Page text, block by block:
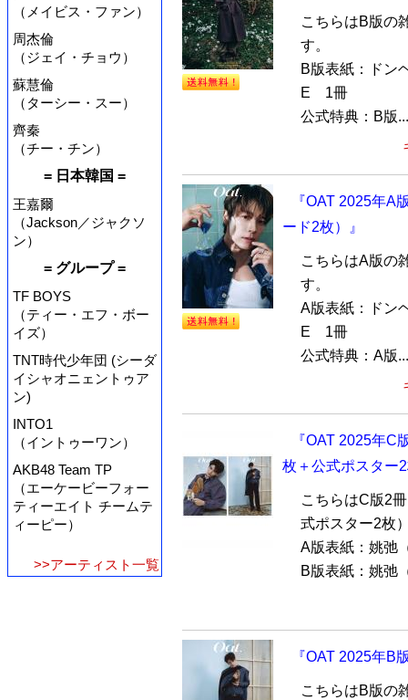
（メイビス・ファン）
周杰倫
（ジェイ・チョウ）
蘇慧倫
（ターシー・スー）
齊秦
（チー・チン）
= 日本韓国 =
王嘉爾
（Jackson／ジャクソ
ン）
= グループ =
TF BOYS
（ティー・エフ・ボー
イズ）
TNT時代少年団 (シーダ
イシャオニェントゥア
ン)
INTO1
（イントゥーワン）
AKB48 Team TP
（エーケービーフォー
ティーエイト チームテ
ィーピー）
>>アーティスト一覧
こちらはB版の
す。
B版表紙：ドン
E 1冊
公式特典：B版...
『OAT 2025年A
ード2枚）』
こちらはA版の
す。
A版表紙：ドン
E 1冊
公式特典：A版...
『OAT 2025年
枚＋公式ポスター
こちらはC版2
式ポスター2枚
A版表紙：姚弛
B版表紙：姚弛
『OAT 2025年B
こちらはB版の